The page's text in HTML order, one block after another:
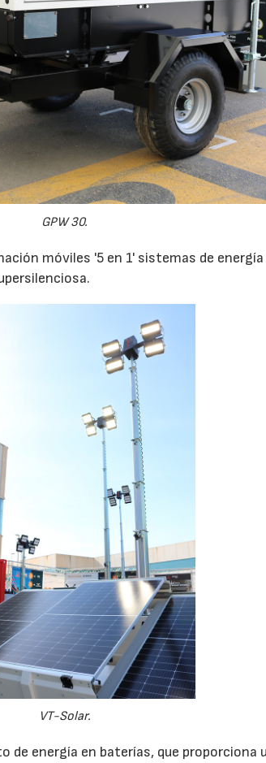
GPW 30.
móviles '5 en 1' sistemas de
VT-Solar.
de energía en baterías, que proporciona